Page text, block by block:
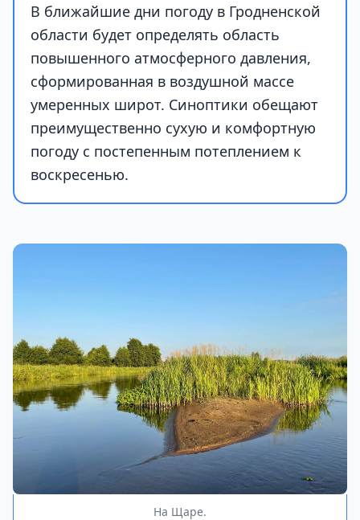
В ближайшие дни погоду в Гродненской
области будет определять область
повышенного атмосферного давления,
сформированная в воздушной массе
умеренных широт. Синоптики обещают
преимущественно сухую и комфортную
погоду с постепенным потеплением к
воскресенью.
На Щаре.